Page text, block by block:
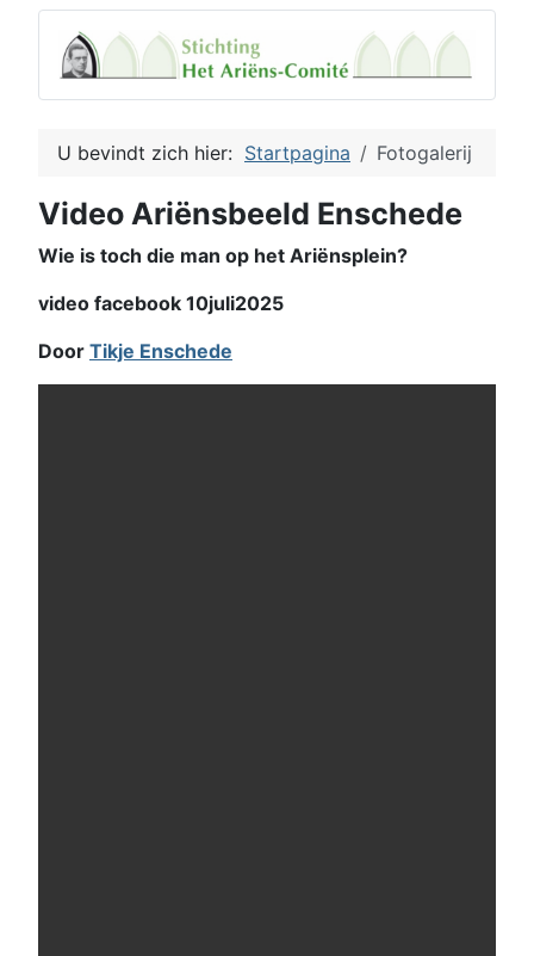
U bevindt zich hier: Startpagina Fotogalerij
Video Ariënsbeeld Enschede
Wie is toch die man op het Ariënsplein?
video facebook 10juli2025
Door Tikje Enschede